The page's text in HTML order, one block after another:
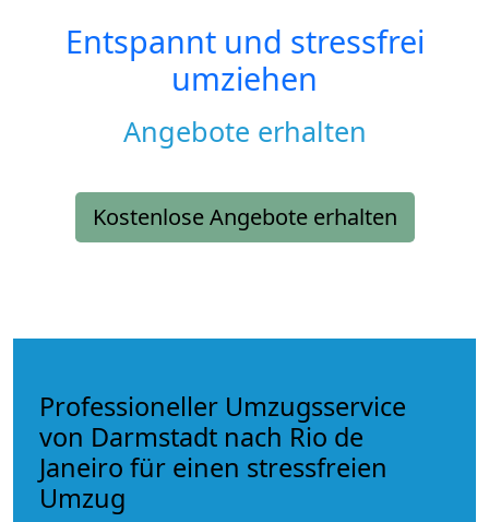
Entspannt und stressfrei
umziehen
Angebote erhalten
Kostenlose Angebote erhalten
Professioneller Umzugsservice
von Darmstadt nach Rio de
Janeiro für einen stressfreien
Umzug